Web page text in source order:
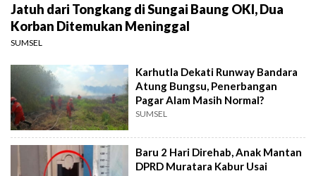
Jatuh dari Tongkang di Sungai Baung OKI, Dua
Korban Ditemukan Meninggal
SUMSEL
Karhutla Dekati Runway Bandara
Atung Bungsu, Penerbangan
Pagar Alam Masih Normal?
SUMSEL
Baru 2 Hari Direhab, Anak Mantan
DPRD Muratara Kabur Usai